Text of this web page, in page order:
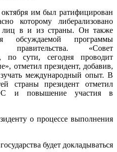
им был ратифицирован
которому либерализовано
лиц в и из страны. Он также
обсуждаемой программы
правительства. «Совет
по сути, сегодня проводит
отметил президент, добавив,
международный опыт. В
страны президент отметил
и повышение участия в
о процессе выполнения
будет докладываться